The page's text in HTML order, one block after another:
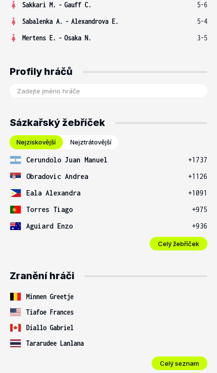
Sakkari M. - Gauff C.
5-6
Sabalenka A. - Alexandrova E.
5-4
Mertens E. - Osaka N. 3-5
Profily hráčů
Sázkařský žebříček
Nejziskovější Nejztrátovější
Cerundolo Juan Manuel
+1737
Obradovic Andrea
+1126
Eala Alexandra
+1091
Torres Tiago
+975
Aguiard Enzo
+936
Celý žebříček
Zranění hráči
Minnen Greetje
Tiafoe Frances
Diallo Gabriel
Tararudee Lanlana
Celý seznam